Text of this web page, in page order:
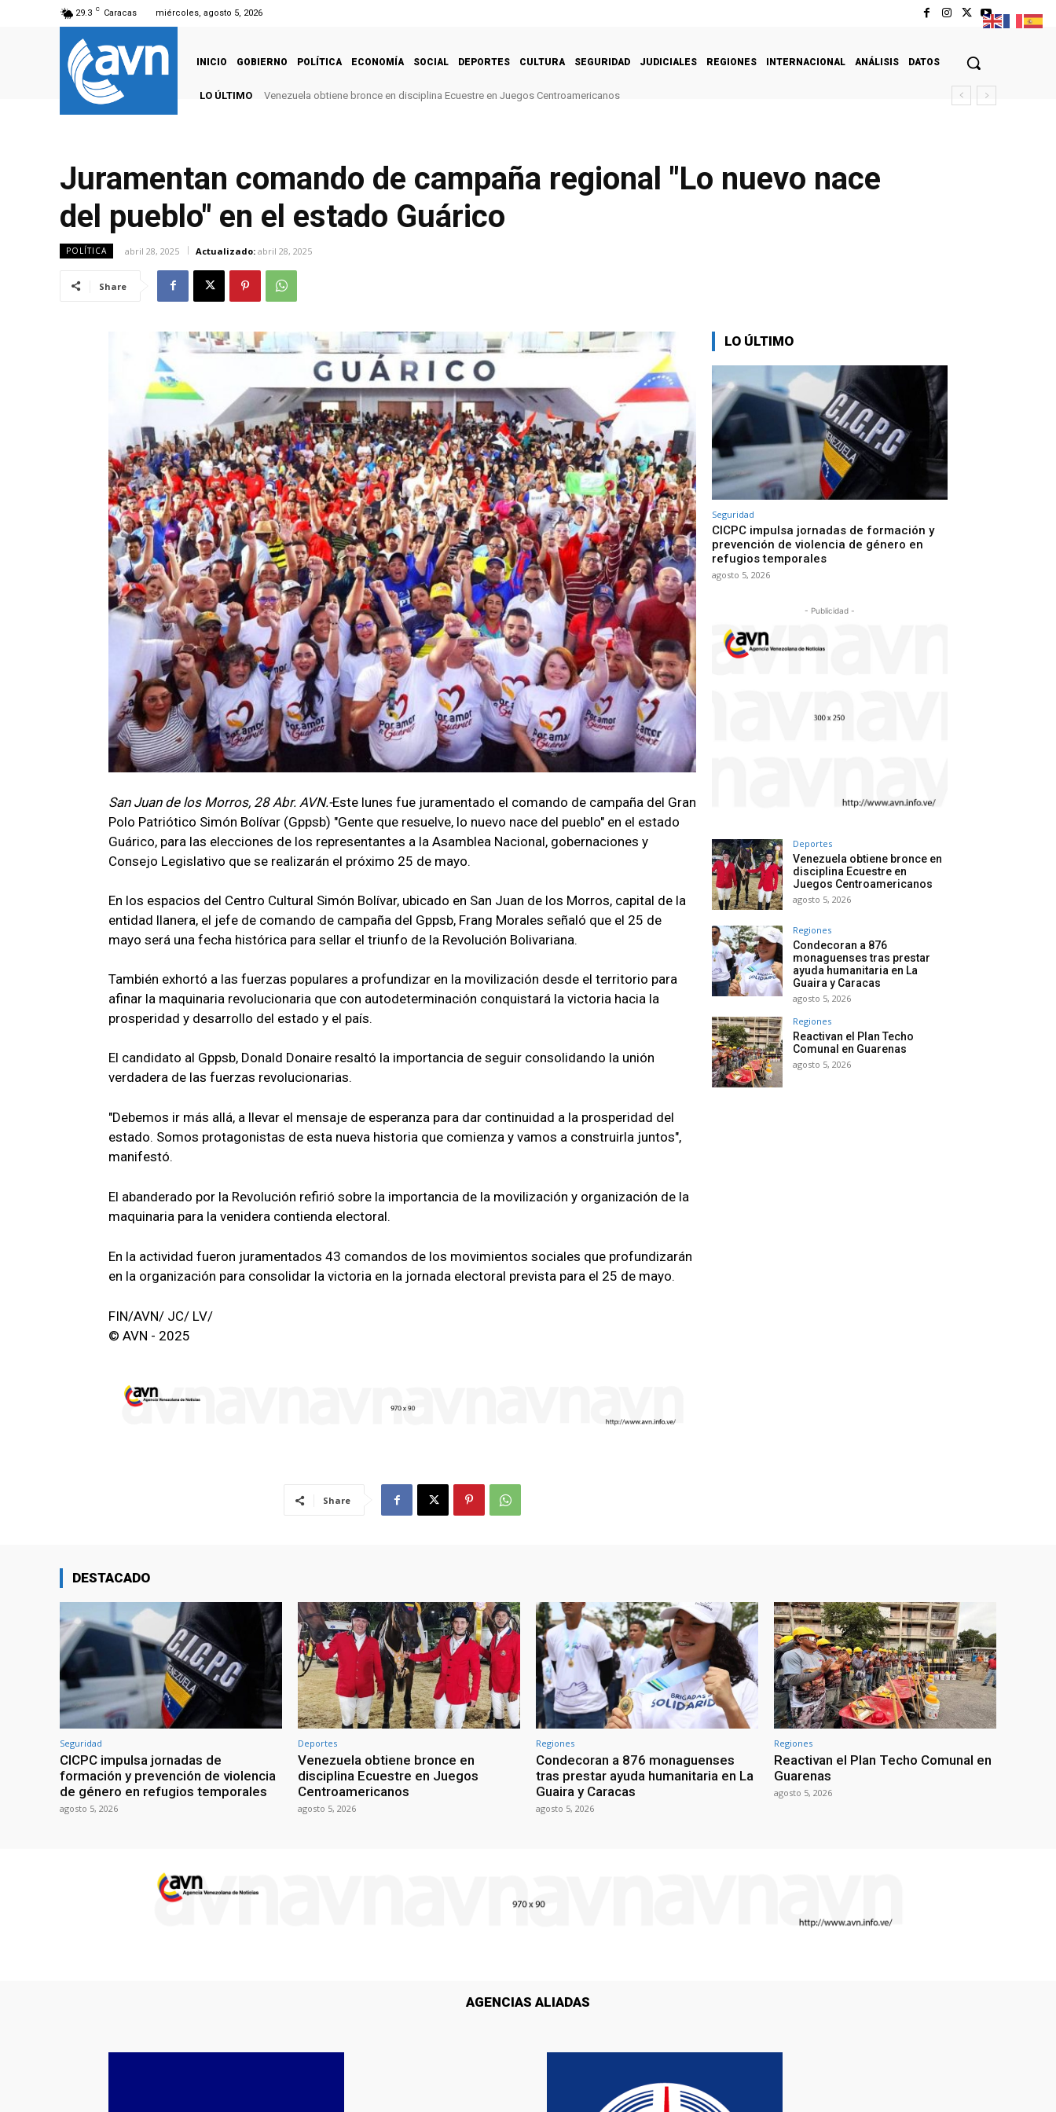
29.3 C Caracas miércoles, agosto 5, 2026
INICIO GOBIERNO POLÍTICA ECONOMÍA SOCIAL DEPORTES CULTURA SEGURIDAD JUDICIALES REGIONES INTERNACIONAL ANÁLISIS DATOS
LO ÚLTIMO Venezuela obtiene bronce en disciplina Ecuestre en Juegos Centroamericanos
Juramentan comando de campaña regional "Lo nuevo nace
del pueblo" en el estado Guárico
POLÍTICA abril 28, 2025 Actualizado: abril 28, 2025
Share
San Juan de los Morros, 28 Abr. AVN.-Este lunes fue juramentado el comando de campaña del Gran
Polo Patriótico Simón Bolívar (Gppsb) "Gente que resuelve, lo nuevo nace del pueblo" en el estado
Guárico, para las elecciones de los representantes a la Asamblea Nacional, gobernaciones y
Consejo Legislativo que se realizarán el próximo 25 de mayo.
En los espacios del Centro Cultural Simón Bolívar, ubicado en San Juan de los Morros, capital de la
entidad llanera, el jefe de comando de campaña del Gppsb, Frang Morales señaló que el 25 de
mayo será una fecha histórica para sellar el triunfo de la Revolución Bolivariana.
También exhortó a las fuerzas populares a profundizar en la movilización desde el territorio para
afinar la maquinaria revolucionaria que con autodeterminación conquistará la victoria hacia la
prosperidad y desarrollo del estado y el país.
El candidato al Gppsb, Donald Donaire resaltó la importancia de seguir consolidando la unión
verdadera de las fuerzas revolucionarias.
"Debemos ir más allá, a llevar el mensaje de esperanza para dar continuidad a la prosperidad del
estado. Somos protagonistas de esta nueva historia que comienza y vamos a construirla juntos",
manifestó.
El abanderado por la Revolución refirió sobre la importancia de la movilización y organización de la
maquinaria para la venidera contienda electoral.
En la actividad fueron juramentados 43 comandos de los movimientos sociales que profundizarán
en la organización para consolidar la victoria en la jornada electoral prevista para el 25 de mayo.
FIN/AVN/ JC/ LV/
© AVN - 2025
Share
LO ÚLTIMO
Seguridad
CICPC impulsa jornadas de formación y
prevención de violencia de género en
refugios temporales
agosto 5, 2026
- Publicidad -
Deportes
Venezuela obtiene bronce en
disciplina Ecuestre en
Juegos Centroamericanos
agosto 5, 2026
Regiones
Condecoran a 876
monaguenses tras prestar
ayuda humanitaria en La
Guaira y Caracas
agosto 5, 2026
Regiones
Reactivan el Plan Techo
Comunal en Guarenas
agosto 5, 2026
DESTACADO
Seguridad
CICPC impulsa jornadas de
formación y prevención de violencia
de género en refugios temporales
agosto 5, 2026
Deportes
Venezuela obtiene bronce en
disciplina Ecuestre en Juegos
Centroamericanos
agosto 5, 2026
Regiones
Condecoran a 876 monaguenses
tras prestar ayuda humanitaria en La
Guaira y Caracas
agosto 5, 2026
Regiones
Reactivan el Plan Techo Comunal en
Guarenas
agosto 5, 2026
AGENCIAS ALIADAS